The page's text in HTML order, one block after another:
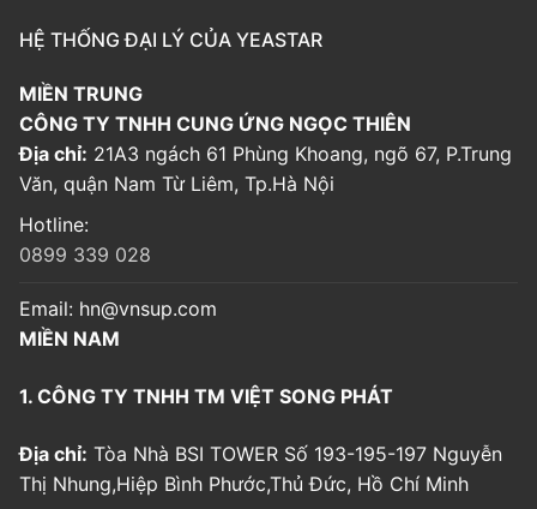
HỆ THỐNG ĐẠI LÝ CỦA YEASTAR
MIỀN TRUNG
CÔNG TY TNHH CUNG ỨNG NGỌC THIÊN
Địa chỉ: 21A3 ngách 61 Phùng Khoang, ngõ 67, P.Trung
Văn, quận Nam Từ Liêm, Tp.Hà Nội
Hotline:
0899 339 028
Email: hn@vnsup.com
MIỀN NAM
1. CÔNG TY TNHH TM VIỆT SONG PHÁT
Địa chỉ: Tòa Nhà BSI TOWER Số 193-195-197 Nguyễn
Thị Nhung,Hiệp Bình Phước,Thủ Đức, Hồ Chí Minh